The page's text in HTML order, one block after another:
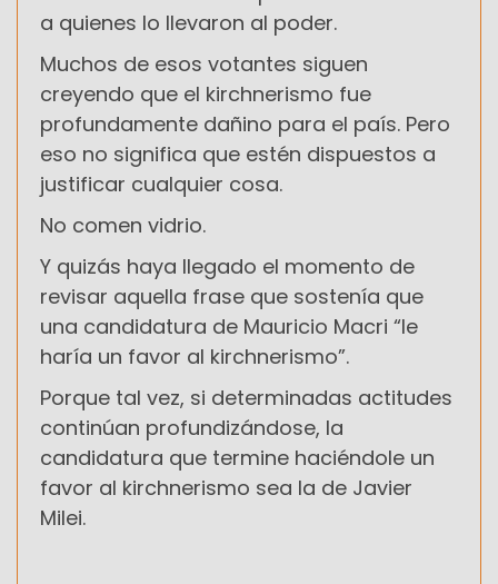
a quienes lo llevaron al poder.
Muchos de esos votantes siguen
creyendo que el kirchnerismo fue
profundamente dañino para el país. Pero
eso no significa que estén dispuestos a
justificar cualquier cosa.
No comen vidrio.
Y quizás haya llegado el momento de
revisar aquella frase que sostenía que
una candidatura de Mauricio Macri “le
haría un favor al kirchnerismo”.
Porque tal vez, si determinadas actitudes
continúan profundizándose, la
candidatura que termine haciéndole un
favor al kirchnerismo sea la de Javier
Milei.